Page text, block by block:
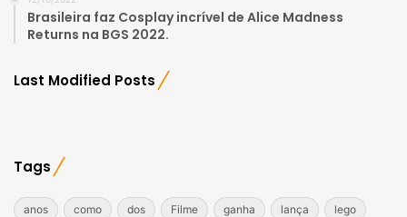
Brasileira faz Cosplay incrível de Alice Madness
Returns na BGS 2022.
Last Modified Posts
Tags
anos como dos Filme ganha lança lego